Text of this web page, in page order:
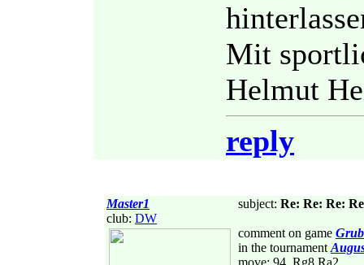
Mit
Helmut
reply
Master1
club: DW
subject: Re: Re: Re:
comment on game
in the tournament
move: 94. Rg8 Ra2